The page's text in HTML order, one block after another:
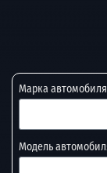
Марка автомобиля
Модель